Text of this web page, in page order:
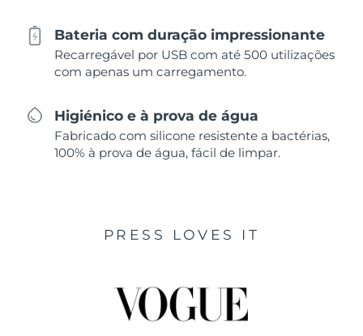
Bateria com duração impressionante
Recarregável por USB com até 500 utilizações
com apenas um carregamento.
Higiénico e à prova de água
Fabricado com silicone resistente a bactérias,
100% à prova de água, fácil de limpar.
PRESS LOVES IT